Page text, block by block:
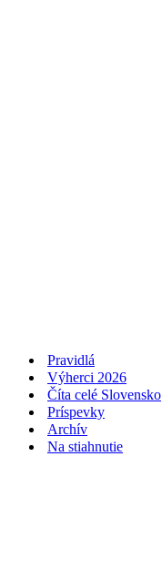
Pravidlá
Výherci 2026
Číta celé Slovensko
Príspevky
Archív
Na stiahnutie